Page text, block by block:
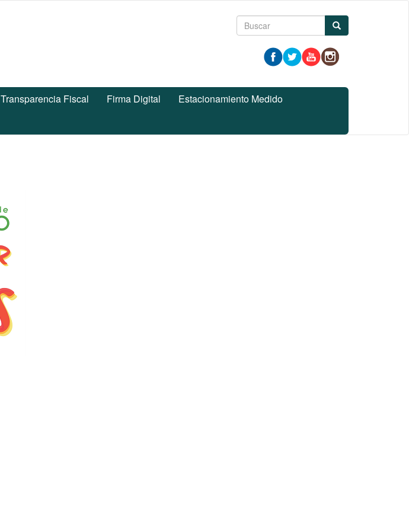
Formulario
búsqueda
Transparencia Fiscal Firma Digital
Estacionamiento Medido